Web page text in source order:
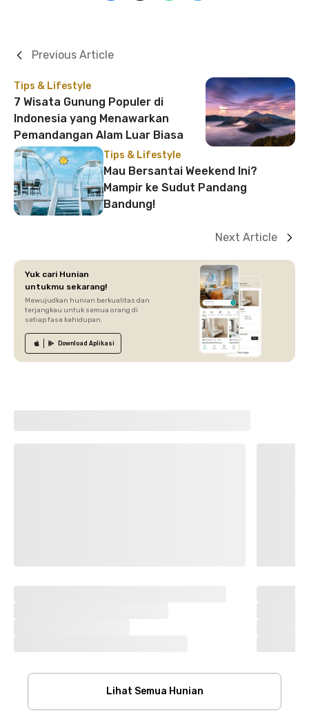
Tips & Lifestyle
7 Wisata Gunung Populer di
Indonesia yang Menawarkan
Pemandangan Alam Luar Biasa
Previous Article
Tips & Lifestyle
Mau Bersantai Weekend Ini?
Mampir ke Sudut Pandang
Bandung!
Next Article
Yuk cari Hunian
untukmu sekarang!
Mewujudkan hunian berkualitas dan
terjangkau untuk semua orang di
setiap fase kehidupan.
Download Aplikasi
Lihat Semua Hunian